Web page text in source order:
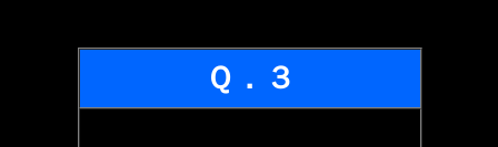
Ｑ．３